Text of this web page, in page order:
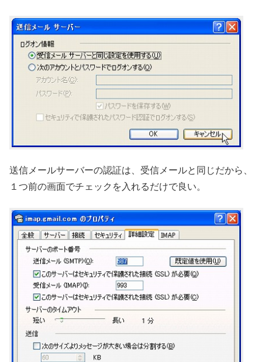
送信メールサーバーの認証は、受信メールと同じだから、
１つ前の画面でチェックを入れるだけで良い。